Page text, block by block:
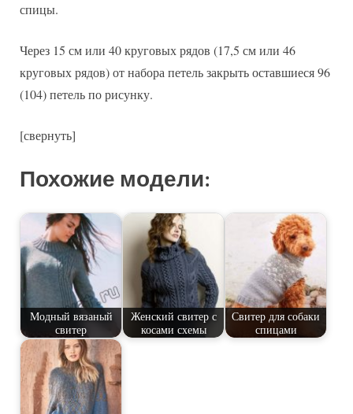
спицы.
Через 15 см или 40 круговых рядов (17,5 см или 46
круговых рядов) от набора петель закрыть оставшиеся 96
(104) петель по рисунку.
[свернуть]
Похожие модели:
Модный вязаный
свитер
Женский свитер с
косами схемы
Свитер для собаки
спицами